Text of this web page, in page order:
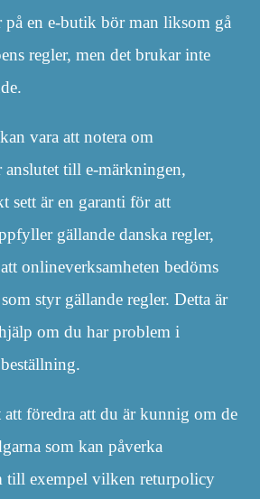
en e-butik bör man liksom gå
regler, men det brukar inte
vara att notera om
anslutet till e-märkningen,
sett är en garanti för att
gällande danska regler,
onlineverksamheten bedöms
styr gällande regler. Detta är
om du har problem i
att föredra att du är kunnig om de
som kan påverka
till exempel vilken returpolicy